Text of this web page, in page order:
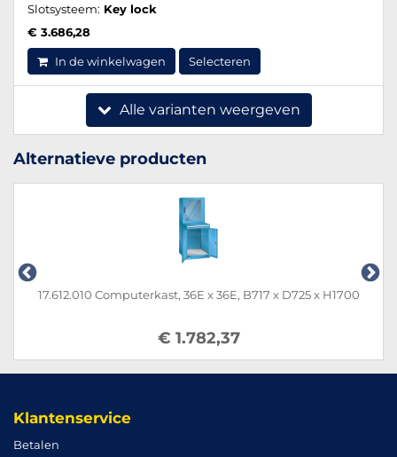
Slotsysteem: Key lock
€ 3.686,28
In de winkelwagen Selecteren
Alle varianten weergeven
Alternatieve producten
17.612.010 Computerkast, 36E x 36E, B717 x D725 x H1700
€ 1.782,37
Klantenservice
Betalen